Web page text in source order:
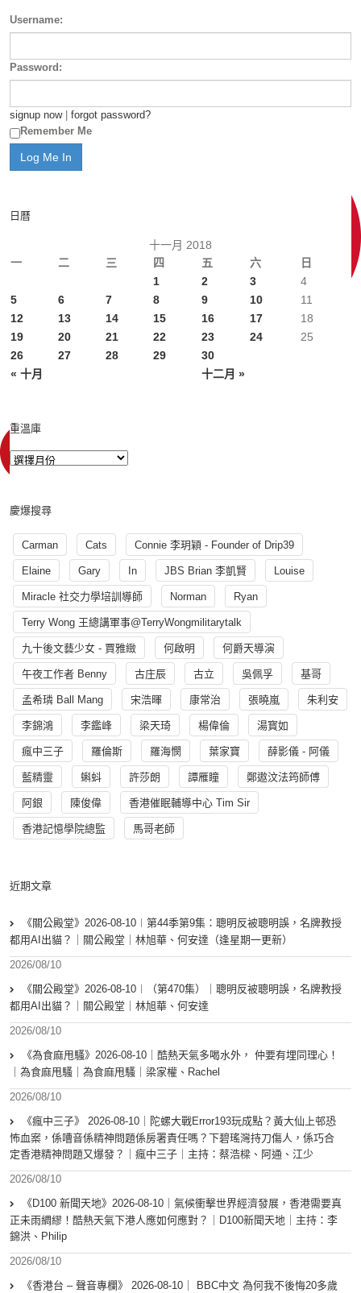
Username:
Password:
signup now| forgot password?
Remember Me
日曆
十一月 2018
一
二 三 四 五 六 日
« 十月 十二月 »
1 2 3
4
5
6 7 8 9 10
11
12
13 14 15 16 17
18
19
20 21 22 23 24
25
26
27 28 29 30
重溫庫
慶爆搜尋
Carman Cats Connie 李玥穎 - Founder of Drip39
Elaine Gary In JBS Brian 李凱賢 Louise
Miracle 社交力學培訓導師 Norman Ryan
Terry Wong 王總講軍事@TerryWongmilitarytalk
九十後文藝少女 - 賈雅緻 何啟明 何爵天導演
午夜工作者 Benny 古庄辰 古立 吳佩孚 基哥
孟希璘 Ball Mang 宋浩暉 康常治 張曉嵐 朱利安
李錦鴻 李鑑峰 梁天琦 楊偉倫 湯寳如
瘋中三子 羅倫斯 羅海憫 葉家寶 薛影儀 - 阿儀
藍精靈 蝌蚪 許莎朗 譚雁瞳 鄭遨汶法筠師傅
阿銀 陳俊偉 香港催眠輔導中心 Tim Sir
香港記憶學院總監 馬哥老師
近期文章
《關公殿堂》2026-08-10︱第44季第9集：聰明反被聰明誤，名牌教授
都用AI出貓？｜關公殿堂｜林旭華、何安達（逢星期一更新）
2026/08/10
《關公殿堂》2026-08-10︱（第470集）｜聰明反被聰明誤，名牌教授
都用AI出貓？｜關公殿堂｜林旭華、何安達
2026/08/10
《為食麻甩騷》2026-08-10｜酷熱天氣多喝水外， 仲要有埋同理心！
｜為食麻甩騷｜為食麻甩騷｜梁家權、Rachel
2026/08/10
《瘋中三子》 2026-08-10｜陀螺大戰Error193玩成點？黃大仙上邨恐
怖血案，係嘈音係精神問題係房署責任嗎？下碧瑤灣持刀傷人，係巧合
定香港精神問題又爆發？｜瘋中三子｜主持：蔡浩樑、阿通、江少
2026/08/10
《D100 新聞天地》2026-08-10｜氣候衝擊世界經濟發展，香港需要真
正未雨綢繆！酷熱天氣下港人應如何應對？｜D100新聞天地｜主持：李
錦洪、Philip
2026/08/10
《香港台 – 聲音專欄》 2026-08-10｜ BBC中文 為何我不後悔20多歲